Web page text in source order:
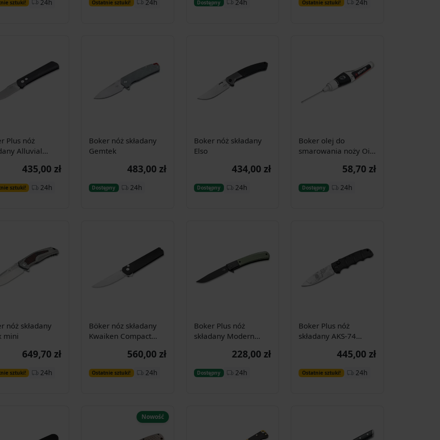
sztuki! 24h
koszyka
Ostatnie sztuki! 24h
koszyka
Dostępny 24h
koszyka
Ostatnie sztuki! 24h
koszyka
Plus nóż
Alluvial
435,00 zł
sztuki! 24h
Dodaj do
koszyka
Boker nóż składany
Gemtek
483,00 zł
Dostępny 24h
Dodaj do
koszyka
Boker nóż składany
Elso
434,00 zł
Dostępny 24h
Dodaj do
koszyka
Boker olej do
smarowania noży Oil-
58,70 zł
Dostępny 24h
Dodaj do
koszyka
nóż składany
mini
649,70 zł
sztuki! 24h
Dodaj do
koszyka
Böker nóz składany
Kwaiken Compact
560,00 zł
Ostatnie sztuki! 24h
Dodaj do
koszyka
Boker Plus nóż
składany Modern
228,00 zł
Dostępny 24h
Dodaj do
koszyka
Boker Plus nóż
składany AKS-74
445,00 zł
Ostatnie sztuki! 24h
Dodaj do
koszyka
Nowość